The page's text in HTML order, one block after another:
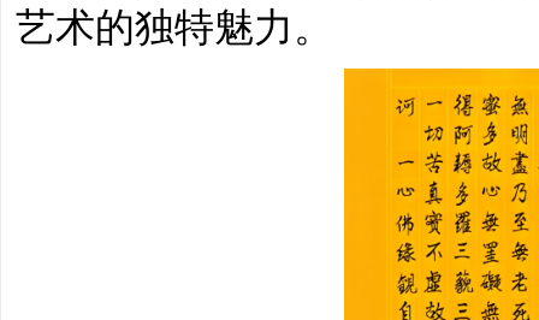
艺术的独特魅力。